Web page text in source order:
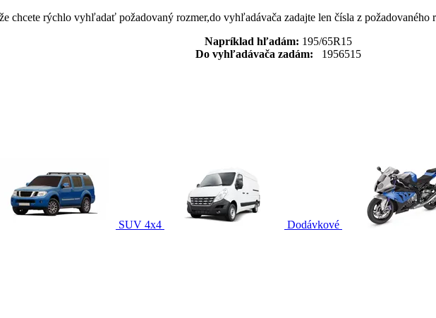
chcete rýchlo vyhľadať požadovaný rozmer,do vyhľadávača zadajte len čísla z
Napríklad hľadám: 195/65R15
Do vyhľadávača zadám: 1956515
SUV 4x4
Dodávkové